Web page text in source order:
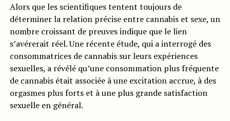
Alors que les scientifiques tentent toujours de
déterminer la relation précise entre cannabis et sexe, un
nombre croissant de preuves indique que le lien
s’avérerait réel. Une récente étude, qui a interrogé des
consommatrices de cannabis sur leurs expériences
sexuelles, a révélé qu’une consommation plus fréquente
de cannabis était associée à une excitation accrue, à des
orgasmes plus forts et à une plus grande satisfaction
sexuelle en général.